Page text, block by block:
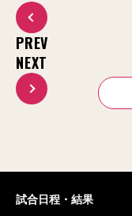
PREV
NEXT
試合日程・結果